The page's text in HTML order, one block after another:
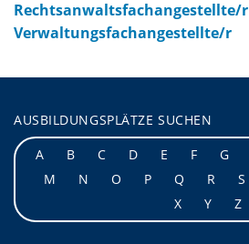
Rechtsanwaltsfachangestellte/r
Verwaltungsfachangestellte/r
AUSBILDUNGSPLÄTZE SUCHEN
A
B C D E F G
M
N O P Q R S
X
Y Z